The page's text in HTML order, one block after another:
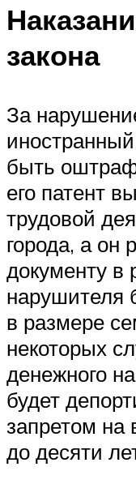
закона
За
быть
его патент
трудовой
города, а он
документу в
нарушителя
в размере
некоторых
денежного
будет
запретом на
до десяти